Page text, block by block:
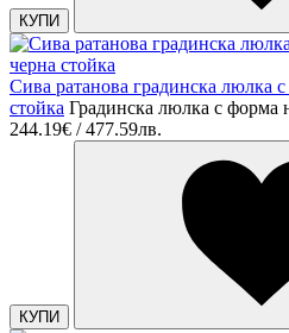
КУПИ
Сива ратанова градинска люлка
стойка Градинска люлка с форма
244.19€ / 477.59лв.
КУПИ